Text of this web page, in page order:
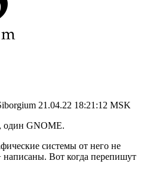
21.04.22 18:21:12 MSK
один GNOME.
системы от него не
Вот когда перепишут